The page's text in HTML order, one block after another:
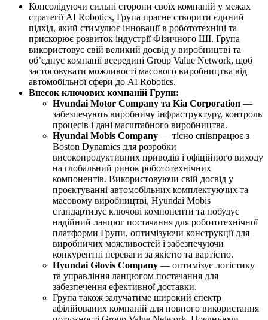
Консолідуючи сильні сторони своїх компаній у межах
стратегії AI Robotics, Група прагне створити єдиний
підхід, який стимулює інновації в робототехніці та
прискорює розвиток індустрії Фізичного ШІ. Група
використовує свій великий досвід у виробництві та
об’єднує компанії всередині Group Value Network, щоб
застосовувати можливості масового виробництва від
автомобільної сфери до AI Robotics.
Внесок ключових компаній Групи:
Hyundai Motor Company та Kia Corporation —
забезпечують виробничу інфраструктуру, контроль
процесів і дані масштабного виробництва.
Hyundai Mobis Company — тісно співпрацює з
Boston Dynamics для розробки
високопродуктивних приводів і офіційного виходу
на глобальний ринок робототехнічних
компонентів. Використовуючи свій досвід у
проєктуванні автомобільних комплектуючих та
масовому виробництві, Hyundai Mobis
стандартизує ключові компоненти та побудує
надійний ланцюг постачання для робототехнічної
платформи Групи, оптимізуючи конструкції для
виробничих можливостей і забезпечуючи
конкурентні переваги за якістю та вартістю.
Hyundai Glovis Company — оптимізує логістику
та управління ланцюгом постачання для
забезпечення ефективної доставки.
Група також залучатиме широкий спектр
афілійованих компаній для повного використання